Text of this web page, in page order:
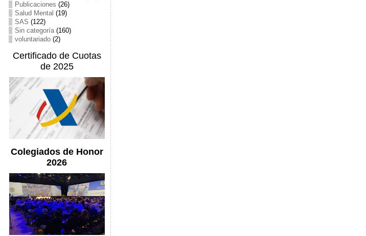
Publicaciones (26)
Salud Mental (19)
SAS (122)
Sin categoría(160)
voluntariado(2)
Certificado de Cuotas
de 2025
Colegiados de Honor
2026